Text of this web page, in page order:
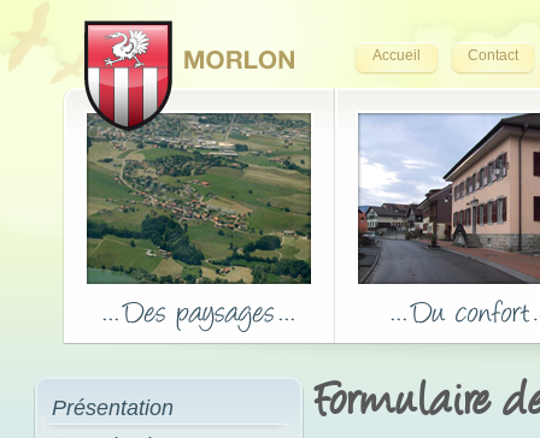
Accueil Contact
Présentation
Formulaire